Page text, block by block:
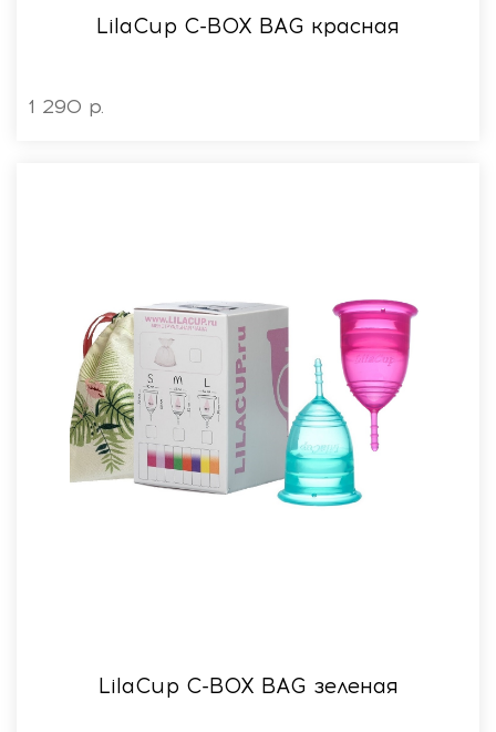
LilaСup C-BOX BAG красная
1 290 р.
LilaСup C-BOX BAG зеленая